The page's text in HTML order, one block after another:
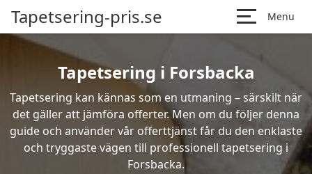
Tapetsering-pris.se Menu
Tapetsering i Forsbacka
Tapetsering kan kännas som en utmaning – särskilt när
det gäller att jämföra offerter. Men om du följer denna
guide och använder vår offerttjänst får du den enklaste
och tryggaste vägen till professionell tapetsering i
Forsbacka.